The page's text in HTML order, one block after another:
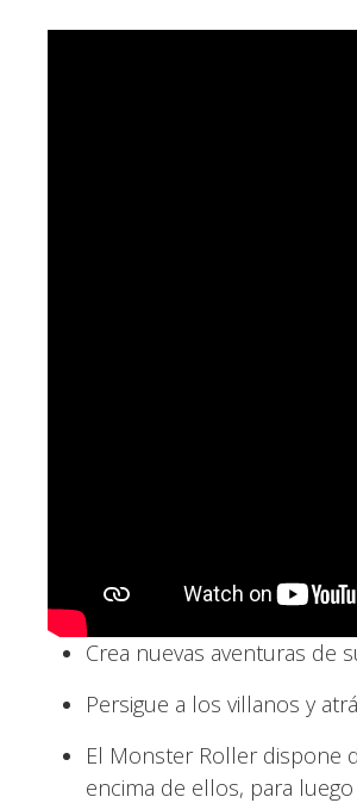
Crea nuevas aventuras de
Persigue a los villanos y
El Monster Roller dispone
encima de ellos, para